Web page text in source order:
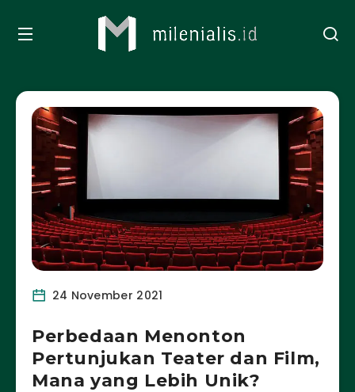
24 November 2021
Perbedaan Menonton
Pertunjukan Teater dan Film,
Mana yang Lebih Unik?